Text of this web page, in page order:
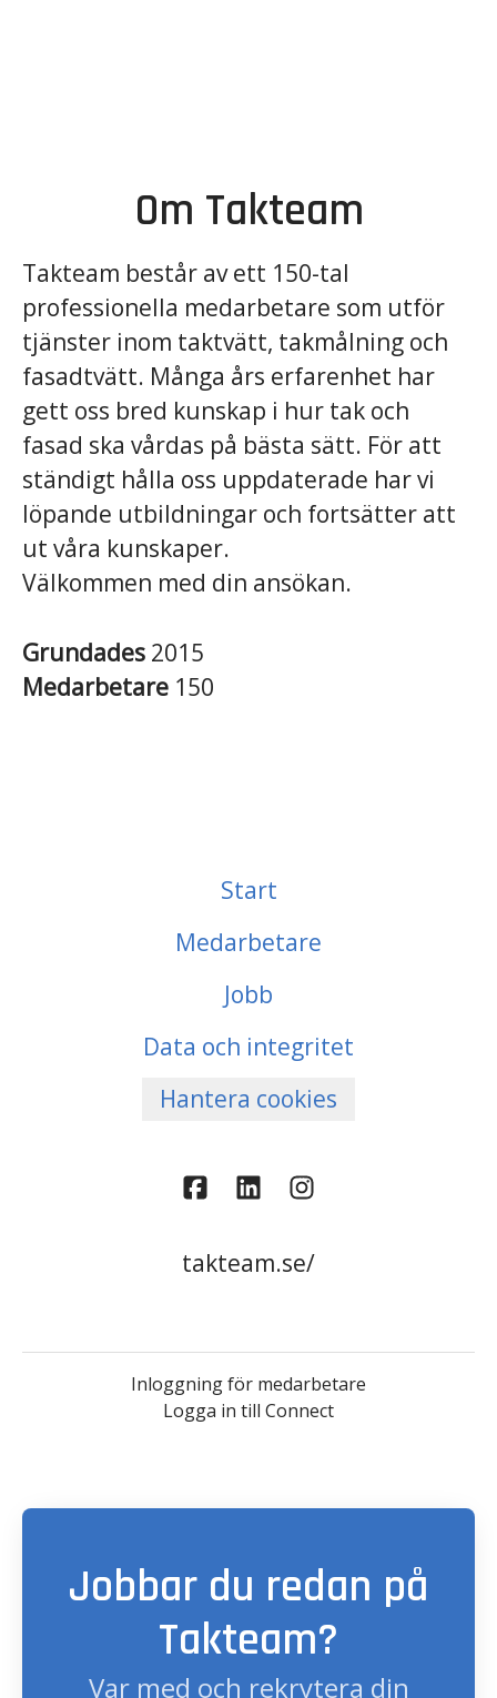
Om Takteam
Takteam består av ett 150-tal
professionella medarbetare som utför
tjänster inom taktvätt, takmålning och
fasadtvätt. Många års erfarenhet har
gett oss bred kunskap i hur tak och
fasad ska vårdas på bästa sätt. För att
ständigt hålla oss uppdaterade har vi
löpande utbildningar och fortsätter att
ut våra kunskaper.
Välkommen med din ansökan.
Grundades 2015
Medarbetare 150
Start
Medarbetare
Jobb
Data och integritet
Hantera cookies
takteam.se/
Inloggning för medarbetare
Logga in till Connect
Jobbar du redan på
Takteam?
Var med och rekrytera din